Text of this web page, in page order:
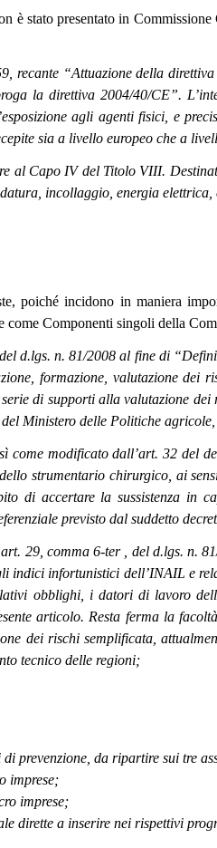
stato presentato in
“Attuazione della
la direttiva 2004/40/CE”.
agli agenti fisici, e
sia a livello europeo che a
al Capo IV del Titolo VIII.
incollaggio, energia
poiché incidono in maniera
Componenti singoli della
d.lgs. n. 81/2008 al fine di
formazione, valutazione
di supporti alla valutazione
Ministero delle Politiche
come modificato dall’art. 32 del
strumentario chirurgico, ai
di accertare la sussistenza in
previsto dal suddetto
art. 29, comma 6-ter , del d.lgs. n.
infortunistici dell’INAIL e
obblighi, i datori di lavoro
articolo. Resta ferma la
dei rischi semplificata,
tecnico delle regioni;
prevenzione, da ripartire sui tre
imprese;
imprese;
dirette a inserire nei rispettivi